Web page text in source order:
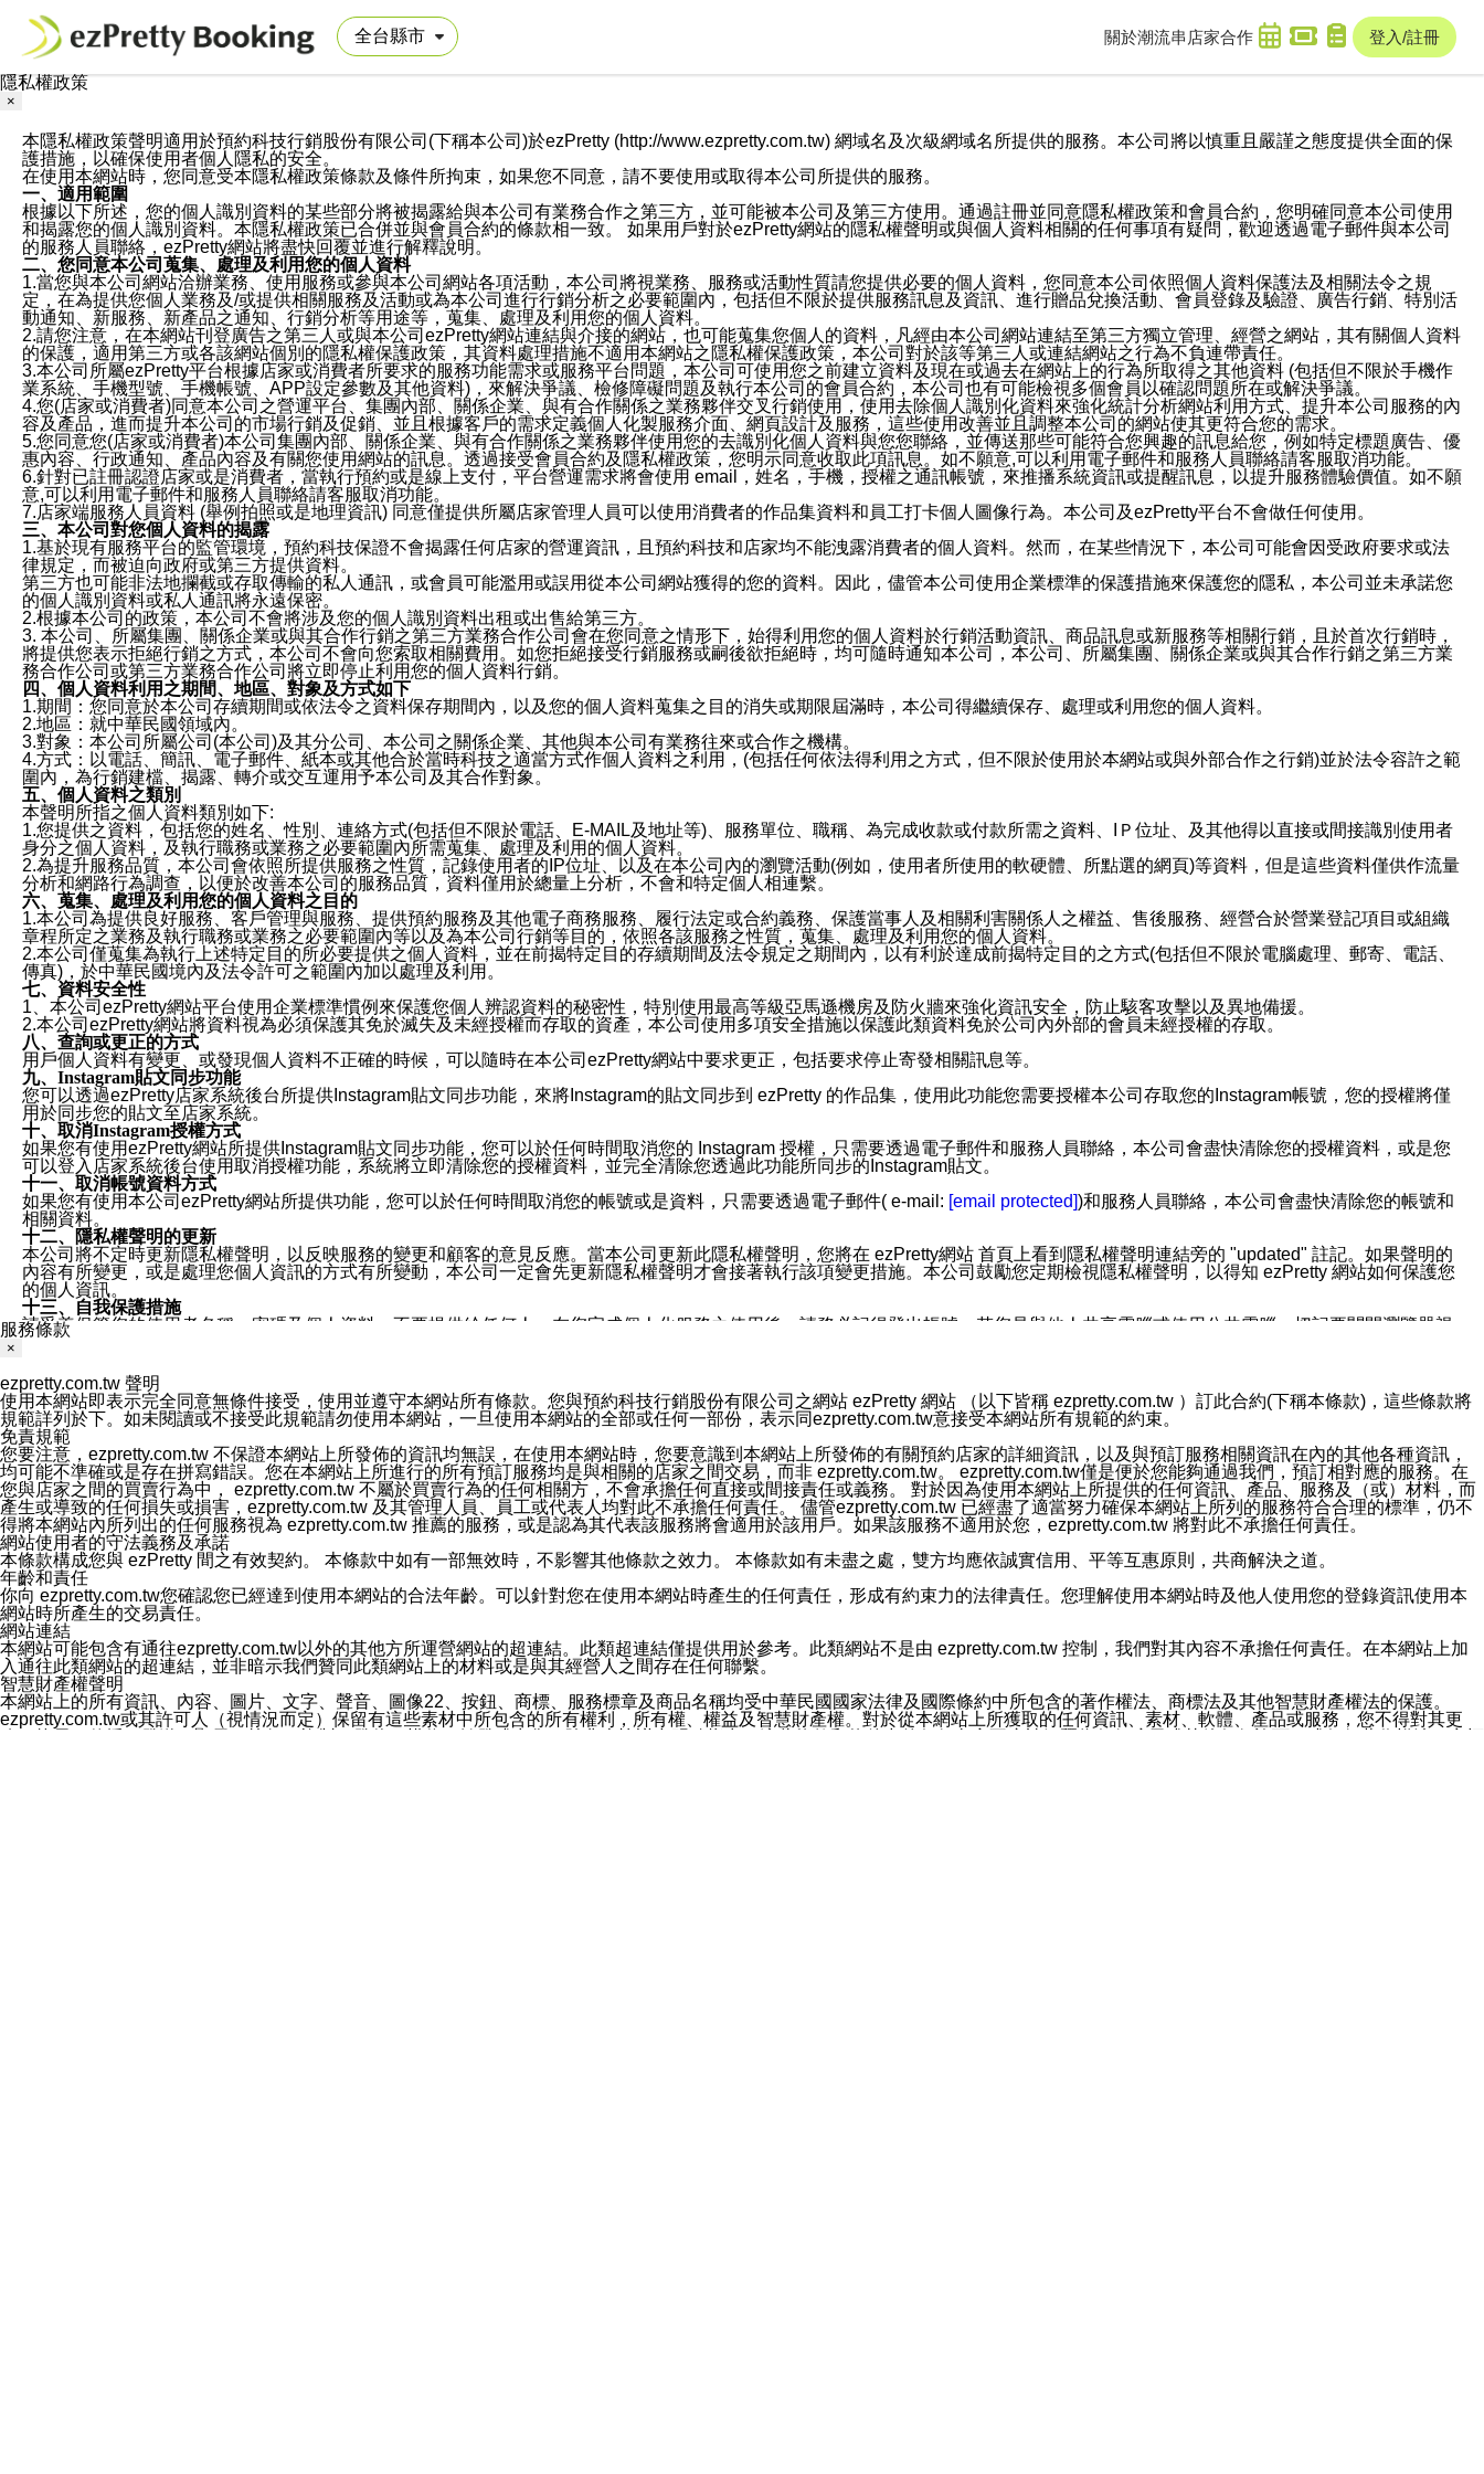
關於潮流串 店家合作 登入/註冊
隱私權政策
×
本隱私權政策聲明適用於預約科技行銷股份有限公司(下稱本公司)於ezPretty (http://www.ezpretty.com.tw) 網域名及次級網域名所提供的服務。本公司將以慎重且嚴謹之態度提供全面的保
護措施，以確保使用者個人隱私的安全。
在使用本網站時，您同意受本隱私權政策條款及條件所拘束，如果您不同意，請不要使用或取得本公司所提供的服務。
一、適用範圍
根據以下所述，您的個人識別資料的某些部分將被揭露給與本公司有業務合作之第三方，並可能被本公司及第三方使用。通過註冊並同意隱私權政策和會員合約，您明確同意本公司使用
和揭露您的個人識別資料。本隱私權政策已合併並與會員合約的條款相一致。 如果用戶對於ezPretty網站的隱私權聲明或與個人資料相關的任何事項有疑問，歡迎透過電子郵件與本公司
的服務人員聯絡，ezPretty網站將盡快回覆並進行解釋說明。
二、您同意本公司蒐集、處理及利用您的個人資料
1.當您與本公司網站洽辦業務、使用服務或參與本公司網站各項活動，本公司將視業務、服務或活動性質請您提供必要的個人資料，您同意本公司依照個人資料保護法及相關法令之規
定，在為提供您個人業務及/或提供相關服務及活動或為本公司進行行銷分析之必要範圍內，包括但不限於提供服務訊息及資訊、進行贈品兌換活動、會員登錄及驗證、廣告行銷、特別活
動通知、新服務、新產品之通知、行銷分析等用途等，蒐集、處理及利用您的個人資料。
2.請您注意，在本網站刊登廣告之第三人或與本公司ezPretty網站連結與介接的網站，也可能蒐集您個人的資料，凡經由本公司網站連結至第三方獨立管理、經營之網站，其有關個人資料
的保護，適用第三方或各該網站個別的隱私權保護政策，其資料處理措施不適用本網站之隱私權保護政策，本公司對於該等第三人或連結網站之行為不負連帶責任。
3.本公司所屬ezPretty平台根據店家或消費者所要求的服務功能需求或服務平台問題，本公司可使用您之前建立資料及現在或過去在網站上的行為所取得之其他資料 (包括但不限於手機作
業系統、手機型號、手機帳號、APP設定參數及其他資料)，來解決爭議、檢修障礙問題及執行本公司的會員合約，本公司也有可能檢視多個會員以確認問題所在或解決爭議。
4.您(店家或消費者)同意本公司之營運平台、集團內部、關係企業、與有合作關係之業務夥伴交叉行銷使用，使用去除個人識別化資料來強化統計分析網站利用方式、提升本公司服務的內
容及產品，進而提升本公司的市場行銷及促銷、並且根據客戶的需求定義個人化製服務介面、網頁設計及服務，這些使用改善並且調整本公司的網站使其更符合您的需求。
5.您同意您(店家或消費者)本公司集團內部、關係企業、與有合作關係之業務夥伴使用您的去識別化個人資料與您您聯絡，並傳送那些可能符合您興趣的訊息給您，例如特定標題廣告、優
惠內容、行政通知、產品內容及有關您使用網站的訊息。透過接受會員合約及隱私權政策，您明示同意收取此項訊息。如不願意,可以利用電子郵件和服務人員聯絡請客服取消功能。
6.針對已註冊認證店家或是消費者，當執行預約或是線上支付，平台營運需求將會使用 email，姓名，手機，授權之通訊帳號，來推播系統資訊或提醒訊息，以提升服務體驗價值。如不願
意,可以利用電子郵件和服務人員聯絡請客服取消功能。
7.店家端服務人員資料 (舉例拍照或是地理資訊) 同意僅提供所屬店家管理人員可以使用消費者的作品集資料和員工打卡個人圖像行為。本公司及ezPretty平台不會做任何使用。
三、本公司對您個人資料的揭露
1.基於現有服務平台的監管環境，預約科技保證不會揭露任何店家的營運資訊，且預約科技和店家均不能洩露消費者的個人資料。然而，在某些情況下，本公司可能會因受政府要求或法
律規定，而被迫向政府或第三方提供資料。
第三方也可能非法地攔截或存取傳輸的私人通訊，或會員可能濫用或誤用從本公司網站獲得的您的資料。因此，儘管本公司使用企業標準的保護措施來保護您的隱私，本公司並未承諾您
的個人識別資料或私人通訊將永遠保密。
2.根據本公司的政策，本公司不會將涉及您的個人識別資料出租或出售給第三方。
3. 本公司、所屬集團、關係企業或與其合作行銷之第三方業務合作公司會在您同意之情形下，始得利用您的個人資料於行銷活動資訊、商品訊息或新服務等相關行銷，且於首次行銷時，
將提供您表示拒絕行銷之方式，本公司不會向您索取相關費用。如您拒絕接受行銷服務或嗣後欲拒絕時，均可隨時通知本公司，本公司、所屬集團、關係企業或與其合作行銷之第三方業
務合作公司或第三方業務合作公司將立即停止利用您的個人資料行銷。
四、個人資料利用之期間、地區、對象及方式如下
1.期間：您同意於本公司存續期間或依法令之資料保存期間內，以及您的個人資料蒐集之目的消失或期限屆滿時，本公司得繼續保存、處理或利用您的個人資料。
2.地區：就中華民國領域內。
3.對象：本公司所屬公司(本公司)及其分公司、本公司之關係企業、其他與本公司有業務往來或合作之機構。
4.方式：以電話、簡訊、電子郵件、紙本或其他合於當時科技之適當方式作個人資料之利用，(包括任何依法得利用之方式，但不限於使用於本網站或與外部合作之行銷)並於法令容許之範
圍內，為行銷建檔、揭露、轉介或交互運用予本公司及其合作對象。
五、個人資料之類別
本聲明所指之個人資料類別如下:
1.您提供之資料，包括您的姓名、性別、連絡方式(包括但不限於電話、E-MAIL及地址等)、服務單位、職稱、為完成收款或付款所需之資料、IＰ位址、及其他得以直接或間接識別使用者
身分之個人資料，及執行職務或業務之必要範圍內所需蒐集、處理及利用的個人資料。
2.為提升服務品質，本公司會依照所提供服務之性質，記錄使用者的IP位址、以及在本公司內的瀏覽活動(例如，使用者所使用的軟硬體、所點選的網頁)等資料，但是這些資料僅供作流量
分析和網路行為調查，以便於改善本公司的服務品質，資料僅用於總量上分析，不會和特定個人相連繫。
六、蒐集、處理及利用您的個人資料之目的
1.本公司為提供良好服務、客戶管理與服務、提供預約服務及其他電子商務服務、履行法定或合約義務、保護當事人及相關利害關係人之權益、售後服務、經營合於營業登記項目或組織
章程所定之業務及執行職務或業務之必要範圍內等以及為本公司行銷等目的，依照各該服務之性質，蒐集、處理及利用您的個人資料。
2.本公司僅蒐集為執行上述特定目的所必要提供之個人資料，並在前揭特定目的存續期間及法令規定之期間內，以有利於達成前揭特定目的之方式(包括但不限於電腦處理、郵寄、電話、
傳真)，於中華民國境內及法令許可之範圍內加以處理及利用。
七、資料安全性
1、本公司ezPretty網站平台使用企業標準慣例來保護您個人辨認資料的秘密性，特別使用最高等級亞馬遜機房及防火牆來強化資訊安全，防止駭客攻擊以及異地備援。
2.本公司ezPretty網站將資料視為必須保護其免於滅失及未經授權而存取的資產，本公司使用多項安全措施以保護此類資料免於公司內外部的會員未經授權的存取。
八、查詢或更正的方式
用戶個人資料有變更、或發現個人資料不正確的時候，可以隨時在本公司ezPretty網站中要求更正，包括要求停止寄發相關訊息等。
九、Instagram貼文同步功能
您可以透過ezPretty店家系統後台所提供Instagram貼文同步功能，來將Instagram的貼文同步到 ezPretty 的作品集，使用此功能您需要授權本公司存取您的Instagram帳號，您的授權將僅
用於同步您的貼文至店家系統。
十、取消Instagram授權方式
如果您有使用ezPretty網站所提供Instagram貼文同步功能，您可以於任何時間取消您的 Instagram 授權，只需要透過電子郵件和服務人員聯絡，本公司會盡快清除您的授權資料，或是您
可以登入店家系統後台使用取消授權功能，系統將立即清除您的授權資料，並完全清除您透過此功能所同步的Instagram貼文。
十一、取消帳號資料方式
如果您有使用本公司ezPretty網站所提供功能，您可以於任何時間取消您的帳號或是資料，只需要透過電子郵件( e-mail: [email protected])和服務人員聯絡，本公司會盡快清除您的帳號和
相關資料。
十二、隱私權聲明的更新
本公司將不定時更新隱私權聲明，以反映服務的變更和顧客的意見反應。當本公司更新此隱私權聲明，您將在 ezPretty網站 首頁上看到隱私權聲明連結旁的 "updated" 註記。如果聲明的
內容有所變更，或是處理您個人資訊的方式有所變動，本公司一定會先更新隱私權聲明才會接著執行該項變更措施。本公司鼓勵您定期檢視隱私權聲明，以得知 ezPretty 網站如何保護您
的個人資訊。
十三、自我保護措施
請妥善保管您的使用者名稱、密碼及個人資料，不要提供給任何人。在您完成個人化服務之使用後，請務必記得登出帳號。若您是與他人共享電腦或使用公共電腦，切記要關閉瀏覽器視
窗，以防止他人讀取您的個人資料、信件或進入所機關管理區。
您同意本公司網站，透過您所提供的郵件地址與您取得聯絡並傳送或宣傳本網站各項服務之資料或電子郵件供您參考。您能依照該資料或電子郵件所指示之方法、說明或功能連結，隨時
停止接收這些資料或電子郵件。
十五、訊息通知
本公司/本服務將以通知型訊息傳送重要訊息給您。即使未加入本公司/本服務好友，您仍可接收到通知型訊息。
本公司/本服務傳送之通知型訊息以對您有效且重要的訊息為限，以廣告或其他目的的訊息皆不會被傳送。滿足以下三個條件者，將可收到通知型訊息。
1.LINE 帳號設定的電話號碼與本公司/本服務所傳來的電話號碼比對相符。
2.該 LINE 帳號已在 LINE APP 設定中，同意接收通知型訊息。
3.LINE 帳號未封鎖傳送訊息之 LINE 官方帳號。
欲變更通知型訊息的設定，操作如下：
1.點選「主頁」＞「設定」
2.點選「隱私設定」
3.點選「提供使用資料」
4.點選「LINE通知型訊息」
5.開關「接收LINE通知型訊息」
❗️關閉「接收通知型訊息」後，將不會接收到來自任何企業官方帳號或認證官方帳號的通知型訊息。
服務條款
×
ezpretty.com.tw 聲明
使用本網站即表示完全同意無條件接受，使用並遵守本網站所有條款。您與預約科技行銷股份有限公司之網站 ezPretty 網站 （以下皆稱 ezpretty.com.tw ）訂此合約(下稱本條款)，這些條款將
規範詳列於下。如未閱讀或不接受此規範請勿使用本網站，一旦使用本網站的全部或任何一部份，表示同ezpretty.com.tw意接受本網站所有規範的約束。
免責規範
您要注意，ezpretty.com.tw 不保證本網站上所發佈的資訊均無誤，在使用本網站時，您要意識到本網站上所發佈的有關預約店家的詳細資訊，以及與預訂服務相關資訊在內的其他各種資訊，
均可能不準確或是存在拼寫錯誤。您在本網站上所進行的所有預訂服務均是與相關的店家之間交易，而非 ezpretty.com.tw。 ezpretty.com.tw僅是便於您能夠通過我們，預訂相對應的服務。在
您與店家之間的買賣行為中， ezpretty.com.tw 不屬於買賣行為的任何相關方，不會承擔任何直接或間接責任或義務。 對於因為使用本網站上所提供的任何資訊、產品、服務及（或）材料，而
產生或導致的任何損失或損害，ezpretty.com.tw 及其管理人員、員工或代表人均對此不承擔任何責任。 儘管ezpretty.com.tw 已經盡了適當努力確保本網站上所列的服務符合合理的標準，仍不
得將本網站內所列出的任何服務視為 ezpretty.com.tw 推薦的服務，或是認為其代表該服務將會適用於該用戶。如果該服務不適用於您，ezpretty.com.tw 將對此不承擔任何責任。
網站使用者的守法義務及承諾
本條款構成您與 ezPretty 間之有效契約。 本條款中如有一部無效時，不影響其他條款之效力。 本條款如有未盡之處，雙方均應依誠實信用、平等互惠原則，共商解決之道。
年齡和責任
你向 ezpretty.com.tw您確認您已經達到使用本網站的合法年齡。可以針對您在使用本網站時產生的任何責任，形成有約束力的法律責任。您理解使用本網站時及他人使用您的登錄資訊使用本
網站時所產生的交易責任。
網站連結
本網站可能包含有通往ezpretty.com.tw以外的其他方所運營網站的超連結。此類超連結僅提供用於參考。此類網站不是由 ezpretty.com.tw 控制，我們對其內容不承擔任何責任。在本網站上加
入通往此類網站的超連結，並非暗示我們贊同此類網站上的材料或是與其經營人之間存在任何聯繫。
智慧財產權聲明
本網站上的所有資訊、內容、圖片、文字、聲音、圖像22、按鈕、商標、服務標章及商品名稱均受中華民國國家法律及國際條約中所包含的著作權法、商標法及其他智慧財產權法的保護。
ezpretty.com.tw或其許可人（視情況而定）保留有這些素材中所包含的所有權利，所有權、權益及智慧財產權。對於從本網站上所獲取的任何資訊、素材、軟體、產品或服務，您不得對其更